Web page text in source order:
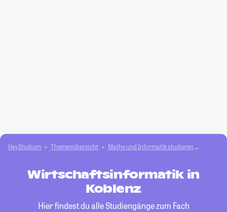
HeyStudium Themenübersicht Mathe und Informatik studieren
Wirtschaftsinformatik in
Koblenz
Hier findest du alle Studiengänge zum Fach